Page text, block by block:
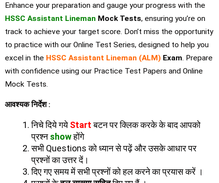
Enhance your preparation and gauge your progress with the
HSSC Assistant Lineman Mock Tests, ensuring you’re on
track to achieve your target score. Don’t miss the opportunity
to practice with our Online Test Series, designed to help you
excel in the HSSC Assistant Lineman (ALM) Exam. Prepare
with confidence using our Practice Test Papers and Online
Mock Tests.
आवश्यक निर्देश :
निचे दिये गयेStartबटन पर क्लिक करके के बाद आपको
प्रश्नshowहोंगे
सभी Questions को ध्यान से पढ़ें और उसके आधार पर
प्रश्नों का उत्तर दें।
दिए गए समय में सभी प्रश्नों को हल करने का प्रयास करें ।